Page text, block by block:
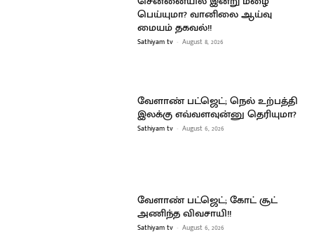
பெய்யுமா? வானிலை ஆய்வு
மையம் தகவல்!!
Sathiyam tv - August 8, 2026
வேளாண் பட்ஜெட்; நெல் உற்பத்தி
இலக்கு எவ்வளவுன்னு தெரியுமா?
Sathiyam tv - August 6, 2026
வேளாண் பட்ஜெட்; கோட் சூட்
அணிந்த விவசாயி!!
Sathiyam tv - August 6, 2026